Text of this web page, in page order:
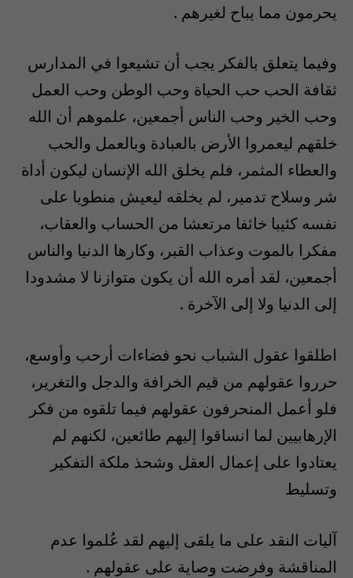
يحرمون مما يباح لغيرهم .
وفيما يتعلق بالفكر يجب أن تشيعوا في المدارس
ثقافة الحب حب الحياة وحب الوطن وحب العمل
وحب الخير وحب الناس أجمعين، علموهم أن الله
خلقهم ليعمروا الأرض بالعبادة وبالعمل والحب
والعطاء المثمر، فلم يخلق الله الإنسان ليكون أداة
شر وسلاح تدمير، لم يخلقه ليعيش منطويا على
نفسه كئيبا خائفا مرتعشا من الحساب والعقاب،
مفكرا بالموت وعذاب القبر، وكارها الدنيا والناس
أجمعين، لقد أمره الله أن يكون متوازنا لا مشدودا
إلى الدنيا ولا إلى الآخرة .
اطلقوا عقول الشباب نحو فضاءات أرحب وأوسع،
حرروا عقولهم من قيم الخرافة والدجل والتغرير،
فلو أعمل المنحرفون عقولهم فيما تلقوه من فكر
الإرهابيين لما انساقوا إليهم طائعين، لكنهم لم
يعتادوا على إعمال العقل وشحذ ملكة التفكير
وتسليط
آليات النقد على ما يلقى إليهم لقد عُلموا عدم
المناقشة وفرضت وصاية على عقولهم .